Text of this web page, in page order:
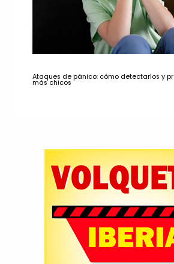
Ataques de pánico: cómo detectarlos y
más chicos